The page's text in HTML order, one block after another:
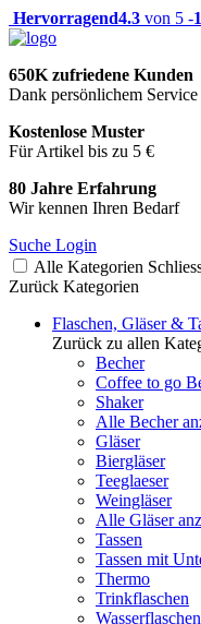
Hervorragend4.3 von 5 -
650K zufriedene Kunden
Dank persönlichem Service
Kostenlose Muster
Für Artikel bis zu 5 €
80 Jahre Erfahrung
Wir kennen Ihren Bedarf
Suche Login
Alle Kategorien
Zurück Kategorien
Flaschen, Gläser &
Zurück zu allen
Becher
Coffee to go
Shaker
Alle Becher
Gläser
Biergläser
Teeglaeser
Weingläser
Alle Gläser
Tassen
Tassen mit
Thermo
Trinkflaschen
Wasserflaschen